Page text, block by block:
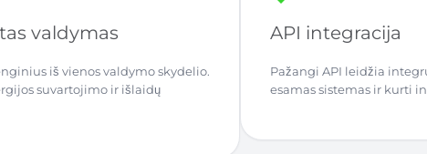
valdymas
iš vienos valdymo skydelio.
suvartojimo ir išlaidų
API integracija
Pažangi API leidžia
esamas sistemas ir kurti